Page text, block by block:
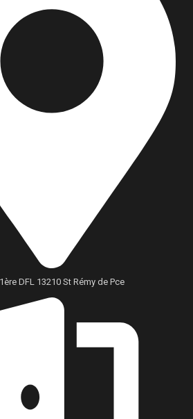
DFL 13210 St Rémy de Pce